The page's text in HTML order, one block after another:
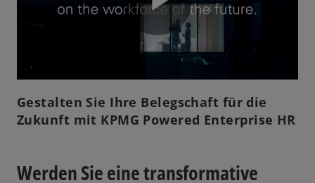
P
l
a
Gestalten Sie Ihre Belegschaft für die
Zukunft mit KPMG Powered Enterprise HR
Werden Sie eine transformative